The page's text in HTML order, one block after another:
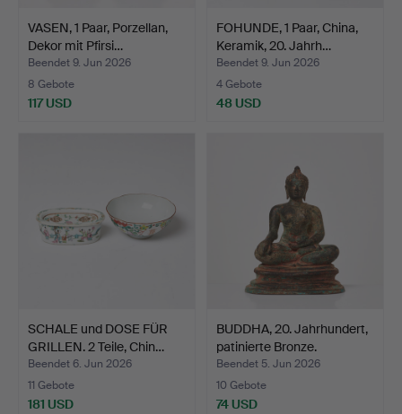
VASEN, 1 Paar, Porzellan,
Dekor mit Pfirsi…
Beendet 9. Jun 2026
8 Gebote
117 USD
FOHUNDE, 1 Paar, China,
Keramik, 20. Jahrh…
Beendet 9. Jun 2026
4 Gebote
48 USD
SCHALE und DOSE FÜR
GRILLEN. 2 Teile, Chin…
Beendet 6. Jun 2026
11 Gebote
181 USD
BUDDHA, 20. Jahrhundert,
patinierte Bronze.
Beendet 5. Jun 2026
10 Gebote
74 USD